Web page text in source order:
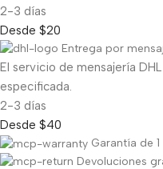
2-3 días
Desde $20
Entrega por
El servicio de mensajería
especificada.
2-3 días
Desde $40
Garantía de 1
Devoluciones